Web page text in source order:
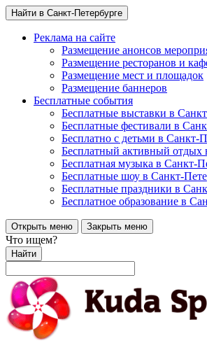
Найти в Санкт-Петербурге
Реклама на сайте
Размещение анонсов
Размещение ресторанов и
Размещение мест и площадок
Размещение баннеров
Бесплатные события
Бесплатные выставки в
Бесплатные фестивали в
Бесплатно с детьми в Санкт-
Бесплатный активный отдых
Бесплатная музыка в Санкт-
Бесплатные шоу в Санкт-
Бесплатные праздники в
Бесплатное образование в
Открыть меню Закрыть меню
Что ищем?
Найти